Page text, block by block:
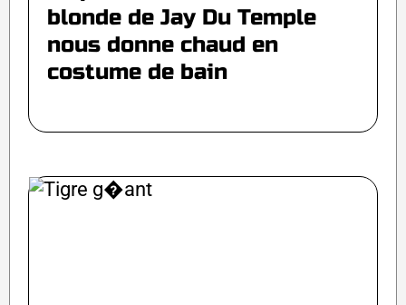
blonde de Jay Du Temple
nous donne chaud en
costume de bain